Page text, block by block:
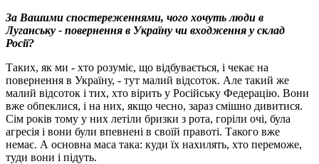
За Вашими спостереженнями, чого хочуть люди в
Луганську - повернення в Україну чи входження у склад
Росії?
Таких, як ми - хто розуміє, що відбувається, і чекає на
повернення в Україну, - тут малий відсоток. Але такий же
малий відсоток і тих, хто вірить у Російську Федерацію. Вони
вже обпеклися, і на них, якщо чесно, зараз смішно дивитися.
Сім років тому у них летіли бризки з рота, горіли очі, була
агресія і вони були впевнені в своїй правоті. Такого вже
немає. А основна маса така: куди їх нахилять, хто переможе,
туди вони і підуть.